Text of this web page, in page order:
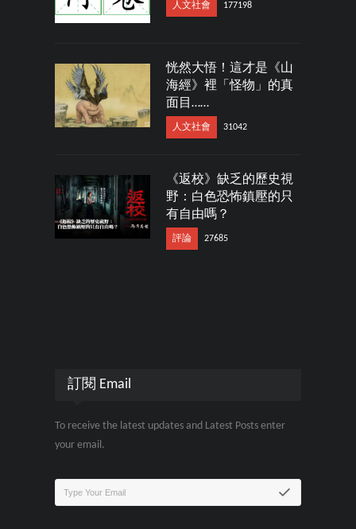
人文社會 177198
恍然大悟！這才是《山
海經》裡「怪物」的真
面目……
人文社會 31042
《返校》缺乏的歷史視
野：白色恐怖鎮壓的只
有自由嗎？
評論 27685
訂閱 Email
To receive the latest updates and Latest Posts enter
your email.